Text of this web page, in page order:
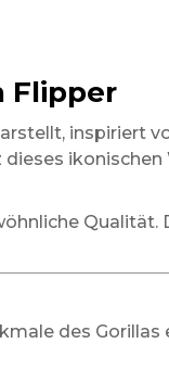
Flipper
inspiriert
des Gorillas